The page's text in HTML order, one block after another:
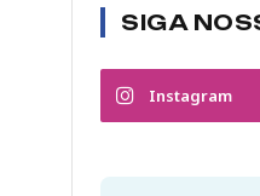
SIGA
Instagram